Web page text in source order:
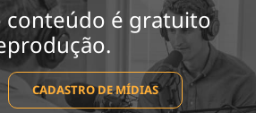
conteúdo é gratuito
CADASTRO DE MÍDIAS